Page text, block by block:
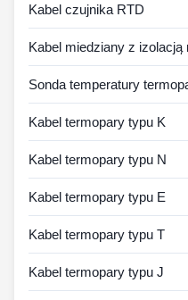
Kabel czujnika RTD
Kabel miedziany z izolacją
Sonda temperatury
Kabel termopary typu K
Kabel termopary typu N
Kabel termopary typu E
Kabel termopary typu T
Kabel termopary typu J